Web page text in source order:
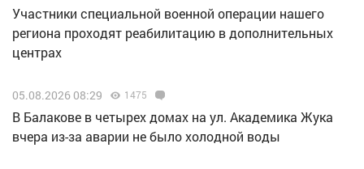
Участники специальной военной операции нашего
региона проходят реабилитацию в дополнительных
центрах
05.08.2026 08:29 1475
В Балакове в четырех домах на ул. Академика Жука
вчера из-за аварии не было холодной воды